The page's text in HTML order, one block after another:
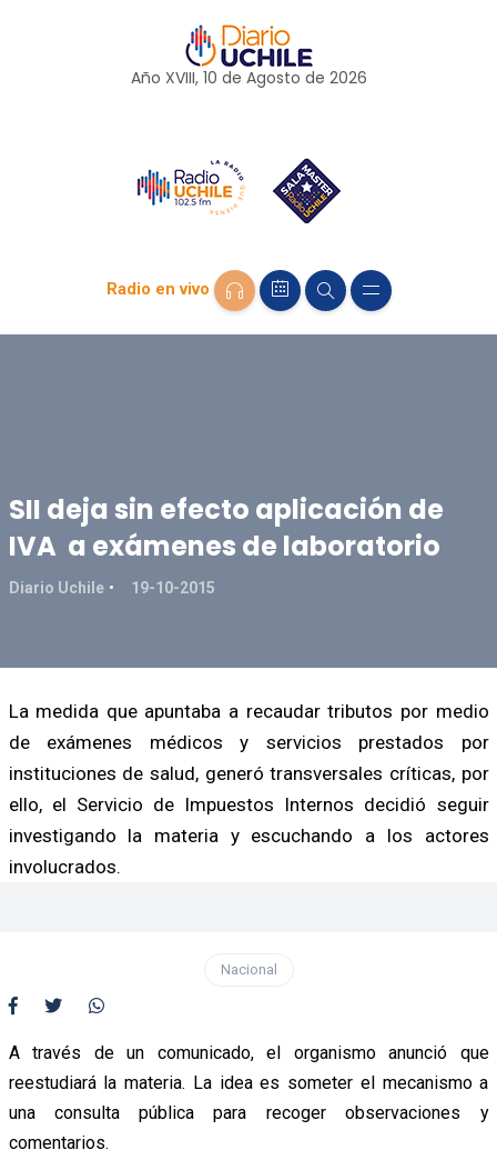
Año XVIII, 10 de Agosto de 2026
Radio en vivo
SII deja sin efecto aplicación de
IVA a exámenes de laboratorio
Diario Uchile 19-10-2015
La medida que apuntaba a recaudar tributos por medio
de exámenes médicos y servicios prestados por
instituciones de salud, generó transversales críticas, por
ello, el Servicio de Impuestos Internos decidió seguir
investigando la materia y escuchando a los actores
involucrados.
Nacional
A través de un comunicado, el organismo anunció que
reestudiará la materia. La idea es someter el mecanismo a
una consulta pública para recoger observaciones y
comentarios.